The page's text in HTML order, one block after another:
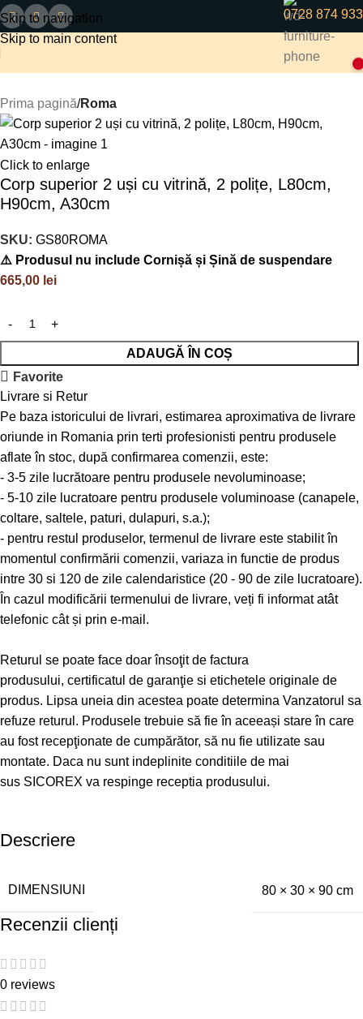
Skip to navigation
Skip to main content
0728 874 933
Prima pagină Roma
Click to enlarge
Corp superior 2 uși cu vitrină, 2 polițe, L80cm,
H90cm, A30cm
SKU: GS80ROMA
⚠️ Produsul nu include Cornișă și Șină de suspendare
665,00 lei
ADAUGĂ ÎN COȘ
Favorite
Livrare si Retur
Pe baza istoricului de livrari, estimarea aproximativa de livrare
oriunde in Romania prin terti profesionisti pentru produsele
aflate în stoc, după confirmarea comenzii, este:
- 3-5 zile lucrătoare pentru produsele nevoluminoase;
- 5-10 zile lucratoare pentru produsele voluminoase (canapele,
coltare, saltele, paturi, dulapuri, s.a.);
- pentru restul produselor, termenul de livrare este stabilit în
momentul confirmării comenzii, variaza in functie de produs
intre 30 si 120 de zile calendaristice (20 - 90 de zile lucratoare).
În cazul modificării termenului de livrare, veți fi informat atât
telefonic cât și prin e-mail.
Returul se poate face doar însoţit de factura
produsului, certificatul de garanţie si etichetele originale de
produs. Lipsa uneia din acestea poate determina Vanzatorul sa
refuze returul. Produsele trebuie să fie în aceeași stare în care
au fost recepţionate de cumpărător, să nu fie utilizate sau
montate. Daca nu sunt indeplinite conditiile de mai
sus SICOREX va respinge receptia produsului.
Descriere
DIMENSIUNI 80 × 30 × 90 cm
Recenzii clienți
0 reviews